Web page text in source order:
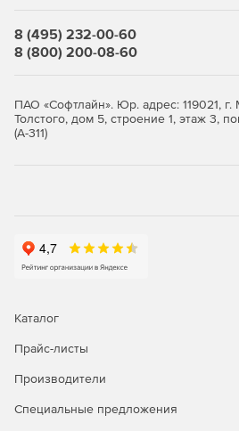
Химия реакций и равновесия.
данных.
8 (495) 232-00-60
8 (800) 200-08-60
ПАО «Софтлайн». Юр. адрес: 119021, г.
Толстого, дом 5, строение 1, этаж 3,
(А-311)
Каталог
Прайс-листы
Производители
Специальные предложения